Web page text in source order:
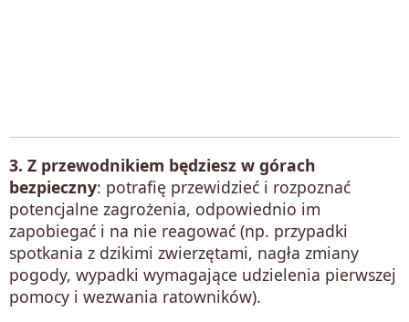
3. Z przewodnikiem będziesz w górach
bezpieczny: potrafię przewidzieć i rozpoznać
potencjalne zagrożenia, odpowiednio im
zapobiegać i na nie reagować (np. przypadki
spotkania z dzikimi zwierzętami, nagła zmiany
pogody, wypadki wymagające udzielenia pierwszej
pomocy i wezwania ratowników).